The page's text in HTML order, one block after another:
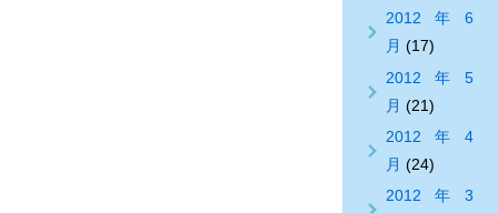
2012年6
月 (17)
2012年5
月 (21)
2012年4
月 (24)
2012年3